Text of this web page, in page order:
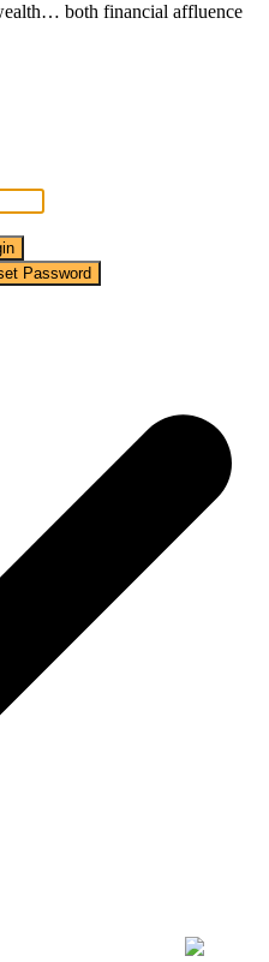
both financial affluence
Password